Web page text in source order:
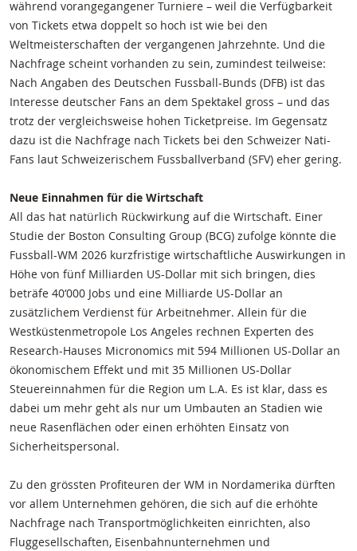
während vorangegangener Turniere – weil die Verfügbarkeit
von Tickets etwa doppelt so hoch ist wie bei den
Weltmeisterschaften der vergangenen Jahrzehnte. Und die
Nachfrage scheint vorhanden zu sein, zumindest teilweise:
Nach Angaben des Deutschen Fussball-Bunds (DFB) ist das
Interesse deutscher Fans an dem Spektakel gross – und das
trotz der vergleichsweise hohen Ticketpreise. Im Gegensatz
dazu ist die Nachfrage nach Tickets bei den Schweizer Nati-
Fans laut Schweizerischem Fussballverband (SFV) eher gering.
Neue Einnahmen für die Wirtschaft
All das hat natürlich Rückwirkung auf die Wirtschaft. Einer
Studie der Boston Consulting Group (BCG) zufolge könnte die
Fussball-WM 2026 kurzfristige wirtschaftliche Auswirkungen in
Höhe von fünf Milliarden US-Dollar mit sich bringen, dies
beträfe 40‘000 Jobs und eine Milliarde US-Dollar an
zusätzlichem Verdienst für Arbeitnehmer. Allein für die
Westküstenmetropole Los Angeles rechnen Experten des
Research-Hauses Micronomics mit 594 Millionen US-Dollar an
ökonomischem Effekt und mit 35 Millionen US-Dollar
Steuereinnahmen für die Region um L.A. Es ist klar, dass es
dabei um mehr geht als nur um Umbauten an Stadien wie
neue Rasenflächen oder einen erhöhten Einsatz von
Sicherheitspersonal.
Zu den grössten Profiteuren der WM in Nordamerika dürften
vor allem Unternehmen gehören, die sich auf die erhöhte
Nachfrage nach Transportmöglichkeiten einrichten, also
Fluggesellschaften, Eisenbahnunternehmen und